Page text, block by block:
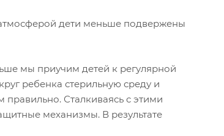
дети меньше подвержены
мы приучим детей к регулярной
ребенка стерильную среду и
Сталкиваясь с этими
механизмы. В результате